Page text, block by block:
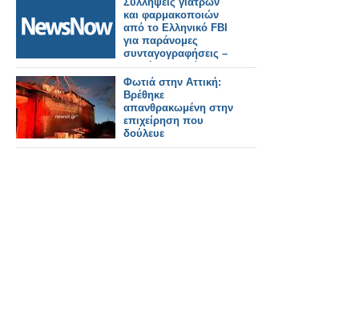
και φαρμακοποιών
από το Ελληνικό FBI
για παράνομες
συνταγογραφήσεις –
Σε εξέλιξη μεγάλη
επιχείρηση
Φωτιά στην Αττική:
Βρέθηκε
απανθρακωμένη στην
επιχείρηση που
δούλευε